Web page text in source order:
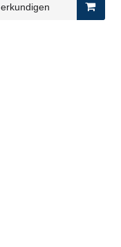
erkundigen